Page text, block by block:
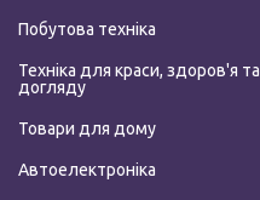
Побутова техніка
Техніка для краси, здоров'я та
догляду
Товари для дому
Автоелектроніка